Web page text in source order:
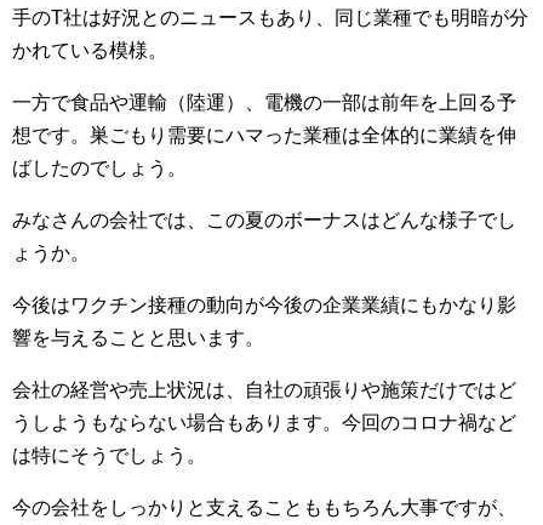
手のT社は好況とのニュースもあり、同じ業種でも明暗が分
かれている模様。
一方で食品や運輸（陸運）、電機の一部は前年を上回る予
想です。巣ごもり需要にハマった業種は全体的に業績を伸
ばしたのでしょう。
みなさんの会社では、この夏のボーナスはどんな様子でし
ょうか。
今後はワクチン接種の動向が今後の企業業績にもかなり影
響を与えることと思います。
会社の経営や売上状況は、自社の頑張りや施策だけではど
うしようもならない場合もあります。今回のコロナ禍など
は特にそうでしょう。
今の会社をしっかりと支えることももちろん大事ですが、